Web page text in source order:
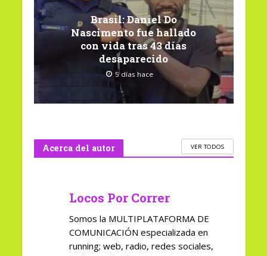
Brasil: Daniel Do
Nascimento fue hallado
con vida tras 43 días
desaparecido
5 días hace
Acerca del autor VER TODOS
Locos Por Correr
Somos la MULTIPLATAFORMA DE
COMUNICACIÓN especializada en
running; web, radio, redes sociales,